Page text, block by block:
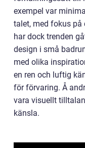
exempel var
talet, med fokus på
har dock trenden
design i små
med olika
en ren och luftig
för förvaring. Å
vara visuellt
känsla.